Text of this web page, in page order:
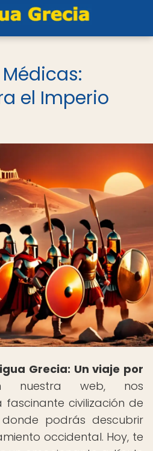
el Imperio
Grecia: Un viaje por
nuestra web, nos
fascinante civilización de
podrás descubrir
occidental. Hoy, te